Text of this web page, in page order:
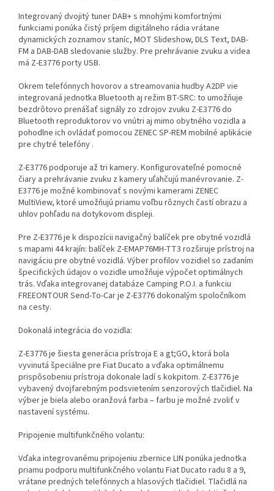
Integrovaný dvojitý tuner DAB+ s mnohými komfortnými
funkciami ponúka čistý príjem digitálneho rádia vrátane
dynamických zoznamov staníc, MOT Slideshow, DLS Text, DAB-
FM a DAB-DAB sledovanie služby. Pre prehrávanie zvuku a videa
má Z-E3776 porty USB.
Okrem telefónnych hovorov a streamovania hudby A2DP vie
integrovaná jednotka Bluetooth aj režim BT-SRC: to umožňuje
bezdrôtovo prenášať signály zo zdrojov zvuku Z-E3776 do
Bluetooth reproduktorov vo vnútri aj mimo obytného vozidla a
pohodlne ich ovládať pomocou ZENEC SP-REM mobilné aplikácie
pre chytré telefóny .
Z-E3776 podporuje až tri kamery. Konfigurovateľné pomocné
čiary a prehrávanie zvuku z kamery uľahčujú manévrovanie. Z-
E3776 je možné kombinovať s novými kamerami ZENEC
MultiView, ktoré umožňujú priamu voľbu rôznych častí obrazu a
uhlov pohľadu na dotykovom displeji.
Pre Z-E3776 je k dispozícii navigačný balíček pre obytné vozidlá
s mapami 44 krajín: balíček Z-EMAP76MH-TT3 rozširuje prístroj na
navigáciu pre obytné vozidlá. Výber profilov vozidiel so zadaním
špecifických údajov o vozidle umožňuje výpočet optimálnych
trás. Vďaka integrovanej databáze Camping P.O.I. a funkciu
FREEONTOUR Send-To-Car je Z-E3776 dokonalým spoločníkom
na cesty.
Dokonalá integrácia do vozidla:
Z-E3776 je šiesta generácia prístroja E a gt;GO, ktorá bola
vyvinutá špeciálne pre Fiat Ducato a vďaka optimálnemu
prispôsobeniu prístroja dokonale ladí s kokpitom. Z-E3776 je
vybavený dvojfarebným podsvietením senzorových tlačidiel. Na
výber je biela alebo oranžová farba – farbu je možné zvoliť v
nastavení systému.
Pripojenie multifunkčného volantu:
Vďaka integrovanému pripojeniu zbernice LIN ponúka jednotka
priamu podporu multifunkčného volantu Fiat Ducato radu 8 a 9,
vrátane predných telefónnych a hlasových tlačidiel. Tlačidlá na